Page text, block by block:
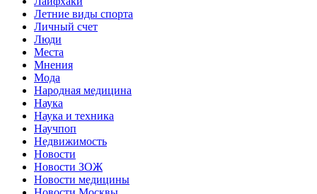
Летние виды спорта
Личный счет
Люди
Места
Мнения
Мода
Народная медицина
Наука
Наука и техника
Научпоп
Недвижимость
Новости
Новости ЗОЖ
Новости медицины